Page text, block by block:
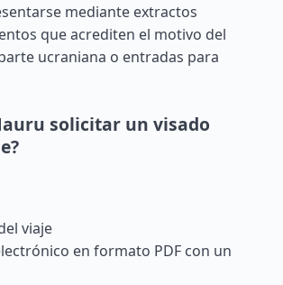
mediante extractos
que acrediten el motivo del
ucraniana o entradas para
solicitar un visado
viaje
en formato PDF con un